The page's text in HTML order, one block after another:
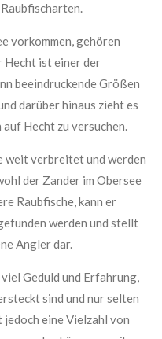
vorkommen, gehören
Hecht ist einer der
beeindruckende Größen
darüber hinaus zieht es
auf Hecht zu versuchen.
weit verbreitet und werden
der Zander im Obersee
Raubfische, kann er
werden und stellt
Angler dar.
Geduld und Erfahrung,
sind und nur selten
jedoch eine Vielzahl von